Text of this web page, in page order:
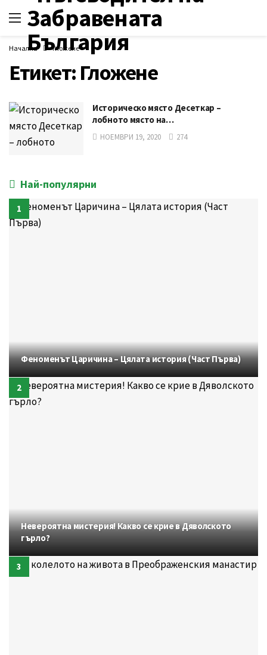
Начална Гложене
Етикет: Гложене
Историческо място Десеткар –
лобното място на…
НОЕМВРИ 19, 2020 274
Най-популярни
Феноменът Царичина – Цялата история (Част Първа)
Невероятна мистерия! Какво се крие в Дяволското
гърло?